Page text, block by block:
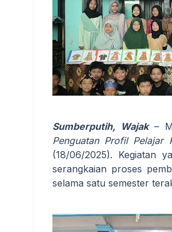
Sumberputih, Wajak –
Penguatan Profil Pelajar
(18/06/2025). Kegiatan
serangkaian proses
selama satu semester